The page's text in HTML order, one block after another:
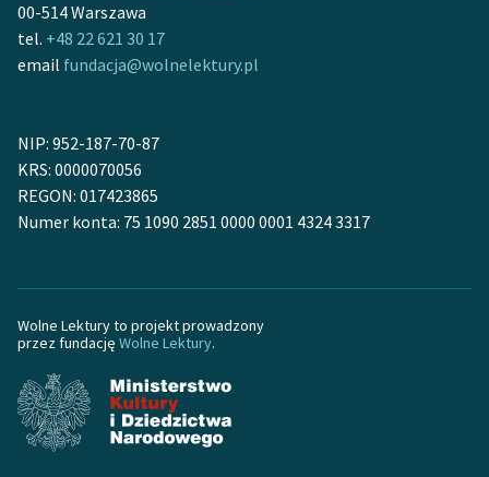
Zasady wykorzystania
Wolnych Lektur
Materiały promocyjne
Polityka prywatności
Regulamin biblioteki
Regulamin darowizn
Informacja o treściach
wrażliwych
00-514 Warszawa
tel. +48 22 621 30 17
email fundacja@wolnelektury.pl
NIP: 952-187-70-87
KRS: 0000070056
REGON: 017423865
Numer konta: 75 1090 2851 0000 0001 4324 3317
Wolne Lektury to projekt prowadzony
przez fundację Wolne Lektury.